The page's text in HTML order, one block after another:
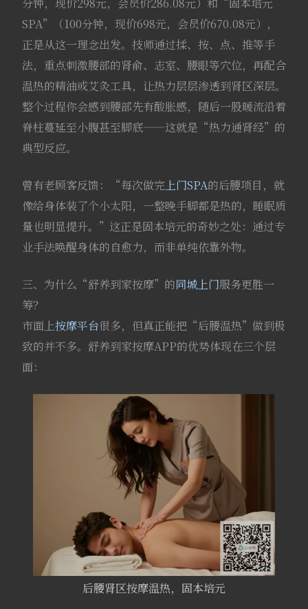
SPA”（100分钟，现价698元，会员价670.08元），
正是从这一理念出发。技师通过揉、按、点、推等手
法，重点刺激腰部的肾俞、志室、腰眼等穴位，再配合
温热的精油或艾灸工具，让热力层层渗透到肾区深层。
整个过程你会感到腰部先有酸胀感，随后一股暖流沿着
脊柱蔓延至小腹甚至脚底——这就是“热力通肾经”的
典型反应。
曾有老顾客反馈：“每次做完 上门SPA的后腰项目，就
像给身体装了个小太阳，一整晚手脚都是热的，睡眠质
量也明显提升。”这正是固本培元的奇妙之处：通过专
业手法唤醒身体的自愈力，而非单纯依靠外物。
三、为什么“舒养到家按摩”的同城上门服务更胜一
筹？
市面上按摩平台很多，但真正能把“后腰温热”做到极
致的并不多。舒养到家按摩APP的优势体现在三个层
面：
后腰肾区按摩温热，固本培元